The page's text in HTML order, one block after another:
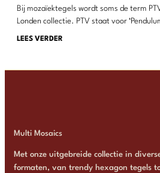
Bij mozaïektegels wordt soms de term
Londen collectie. PTV staat voor
LEES VERDER
Multi Mosaics
Met onze uitgebreide collectie in
formaten, van trendy hexagon tegels